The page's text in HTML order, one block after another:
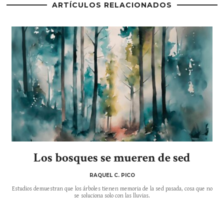
ARTÍCULOS RELACIONADOS
Los bosques se mueren de sed
RAQUEL C. PICO
Estudios demuestran que los árboles tienen memoria de la sed pasada, cosa que no
se soluciona solo con las lluvias.